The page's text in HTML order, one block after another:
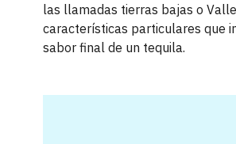
las llamadas tierras bajas o
características particulares que
sabor final de un tequila.